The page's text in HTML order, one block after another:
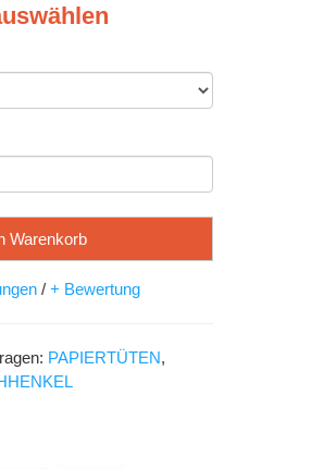
Warenkorb
/ + Bewertung
PAPIERTÜTEN,